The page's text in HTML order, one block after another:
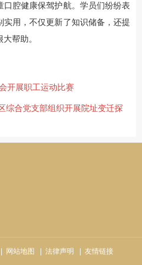
口腔健康保驾护航。学员们纷纷表
用，不仅更新了知识储备，还提
帮助。
开展职工运动比赛
综合党支部组织开展院址变迁探
| 网站地图 | 法律声明
| 友情链接